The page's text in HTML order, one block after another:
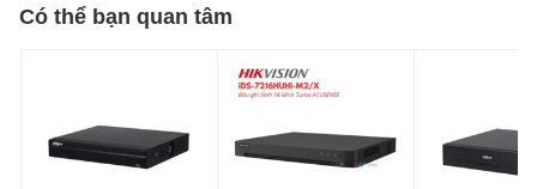
Có thể bạn quan tâm